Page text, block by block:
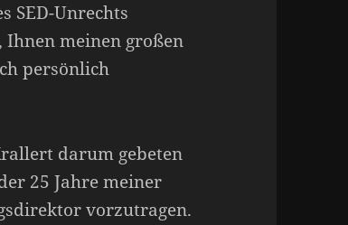
SED-Unrechts
meinen großen
persönlich
darum gebeten
25 Jahre meiner
vorzutragen.